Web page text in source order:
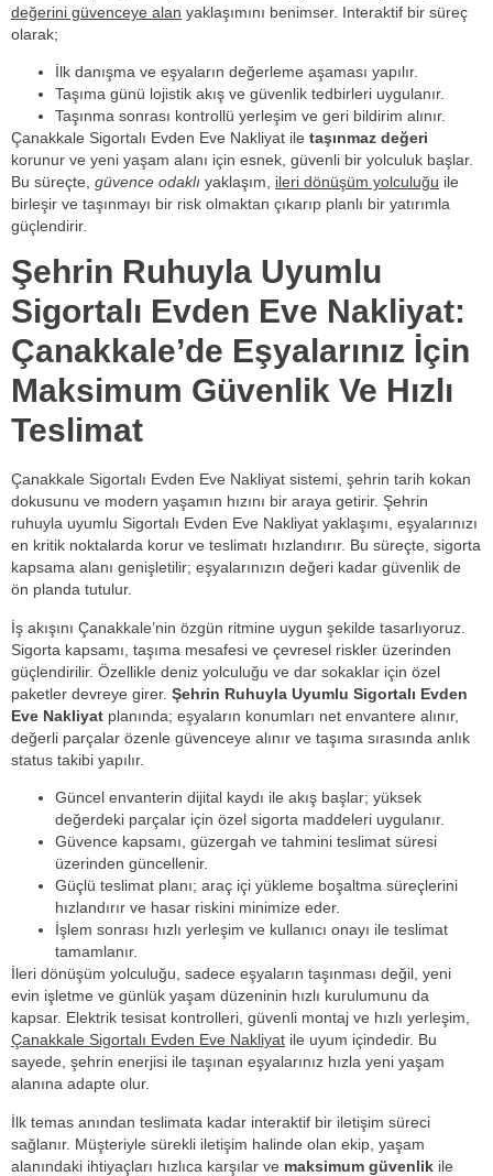
değerini güvenceye alan yaklaşımını benimser. Interaktif bir süreç
olarak;
İlk danışma ve eşyaların değerleme aşaması yapılır.
Taşıma günü lojistik akış ve güvenlik tedbirleri uygulanır.
Taşınma sonrası kontrollü yerleşim ve geri bildirim alınır.
Çanakkale Sigortalı Evden Eve Nakliyat ile taşınmaz değeri
korunur ve yeni yaşam alanı için esnek, güvenli bir yolculuk başlar.
Bu süreçte, güvence odaklı yaklaşım, ileri dönüşüm yolculuğu ile
birleşir ve taşınmayı bir risk olmaktan çıkarıp planlı bir yatırımla
güçlendirir.
Şehrin Ruhuyla Uyumlu
Sigortalı Evden Eve Nakliyat:
Çanakkale’de Eşyalarınız İçin
Maksimum Güvenlik Ve Hızlı
Teslimat
Çanakkale Sigortalı Evden Eve Nakliyat sistemi, şehrin tarih kokan
dokusunu ve modern yaşamın hızını bir araya getirir. Şehrin
ruhuyla uyumlu Sigortalı Evden Eve Nakliyat yaklaşımı, eşyalarınızı
en kritik noktalarda korur ve teslimatı hızlandırır. Bu süreçte, sigorta
kapsama alanı genişletilir; eşyalarınızın değeri kadar güvenlik de
ön planda tutulur.
İş akışını Çanakkale’nin özgün ritmine uygun şekilde tasarlıyoruz.
Sigorta kapsamı, taşıma mesafesi ve çevresel riskler üzerinden
güçlendirilir. Özellikle deniz yolculuğu ve dar sokaklar için özel
paketler devreye girer. Şehrin Ruhuyla Uyumlu Sigortalı Evden
Eve Nakliyat planında; eşyaların konumları net envantere alınır,
değerli parçalar özenle güvenceye alınır ve taşıma sırasında anlık
status takibi yapılır.
Güncel envanterin dijital kaydı ile akış başlar; yüksek
değerdeki parçalar için özel sigorta maddeleri uygulanır.
Güvence kapsamı, güzergah ve tahmini teslimat süresi
üzerinden güncellenir.
Güçlü teslimat planı; araç içi yükleme boşaltma süreçlerini
hızlandırır ve hasar riskini minimize eder.
İşlem sonrası hızlı yerleşim ve kullanıcı onayı ile teslimat
tamamlanır.
İleri dönüşüm yolculuğu, sadece eşyaların taşınması değil, yeni
evin işletme ve günlük yaşam düzeninin hızlı kurulumunu da
kapsar. Elektrik tesisat kontrolleri, güvenli montaj ve hızlı yerleşim,
Çanakkale Sigortalı Evden Eve Nakliyat ile uyum içindedir. Bu
sayede, şehrin enerjisi ile taşınan eşyalarınız hızla yeni yaşam
alanına adapte olur.
İlk temas anından teslimata kadar interaktif bir iletişim süreci
sağlanır. Müşteriyle sürekli iletişim halinde olan ekip, yaşam
alanındaki ihtiyaçları hızlıca karşılar ve maksimum güvenlik ile